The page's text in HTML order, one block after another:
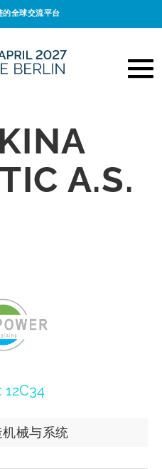
的全球交流平台
A.S.
12C34
械与系统